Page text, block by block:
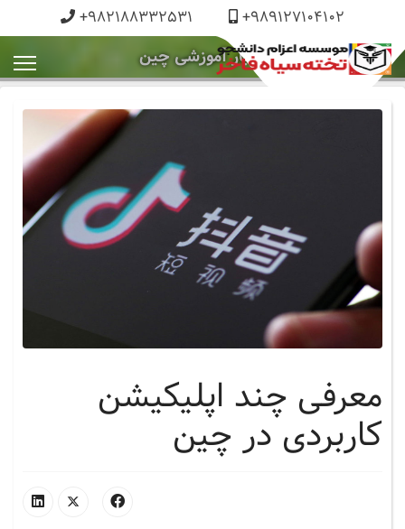
+982188332531 +989127104102
اخبار آموزشی چین
معرفی چند اپلیکیشن
کاربردی در چین